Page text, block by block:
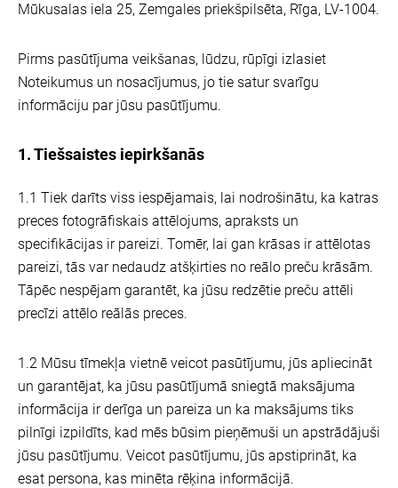
Mūkusalas iela 25, Zemgales priekšpilsēta, Rīga, LV-1004.
Pirms pasūtījuma veikšanas, lūdzu, rūpīgi izlasiet
Noteikumus un nosacījumus, jo tie satur svarīgu
informāciju par jūsu pasūtījumu.
1. Tiešsaistes iepirkšanās
1.1 Tiek darīts viss iespējamais, lai nodrošinātu, ka katras
preces fotogrāfiskais attēlojums, apraksts un
specifikācijas ir pareizi. Tomēr, lai gan krāsas ir attēlotas
pareizi, tās var nedaudz atšķirties no reālo preču krāsām.
Tāpēc nespējam garantēt, ka jūsu redzētie preču attēli
precīzi attēlo reālās preces.
1.2 Mūsu tīmekļa vietnē veicot pasūtījumu, jūs apliecināt
un garantējat, ka jūsu pasūtījumā sniegtā maksājuma
informācija ir derīga un pareiza un ka maksājums tiks
pilnīgi izpildīts, kad mēs būsim pieņēmuši un apstrādājuši
jūsu pasūtījumu. Veicot pasūtījumu, jūs apstiprināt, ka
esat persona, kas minēta rēķina informācijā.